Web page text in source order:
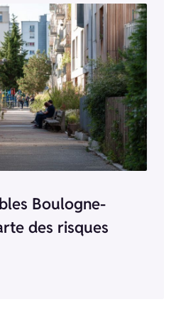
Boulogne-
des risques